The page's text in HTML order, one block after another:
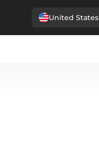
United States